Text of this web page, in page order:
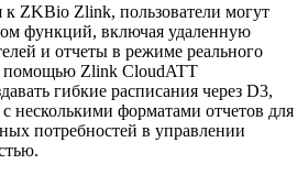
к ZKBio Zlink, пользователи могут
функций, включая удаленную
и отчеты в режиме реального
помощью Zlink CloudATT
гибкие расписания через D3,
несколькими форматами отчетов для
потребностей в управлении